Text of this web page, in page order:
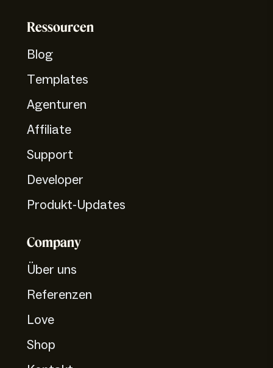
Ressourcen
Blog
Templates
Agenturen
Affiliate
Support
Developer
Produkt-Updates
Company
Über uns
Referenzen
Love
Shop